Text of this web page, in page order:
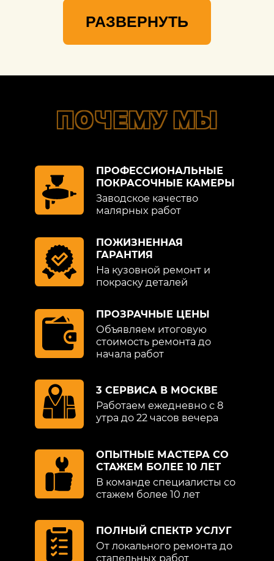
РАЗВЕРНУТЬ
ПОЧЕМУ МЫ
ПРОФЕССИОНАЛЬНЫЕ
ПОКРАСОЧНЫЕ КАМЕРЫ
Заводское качество
малярных работ
ПОЖИЗНЕННАЯ
ГАРАНТИЯ
На кузовной ремонт и
покраску деталей
ПРОЗРАЧНЫЕ ЦЕНЫ
Объявляем итоговую
стоимость ремонта до
начала работ
3 СЕРВИСА В МОСКВЕ
Работаем ежедневно с 8
утра до 22 часов вечера
ОПЫТНЫЕ МАСТЕРА СО
СТАЖЕМ БОЛЕЕ 10 ЛЕТ
В команде специалисты со
стажем более 10 лет
ПОЛНЫЙ СПЕКТР УСЛУГ
От локального ремонта до
стапельных работ